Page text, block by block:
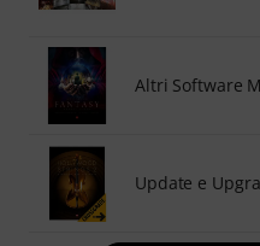
Altri Software
Update e